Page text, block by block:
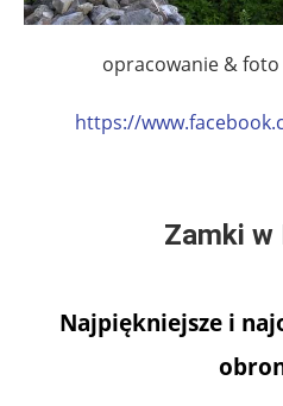
opracowanie &
https://
Zamki w
Najpiękniejsze i